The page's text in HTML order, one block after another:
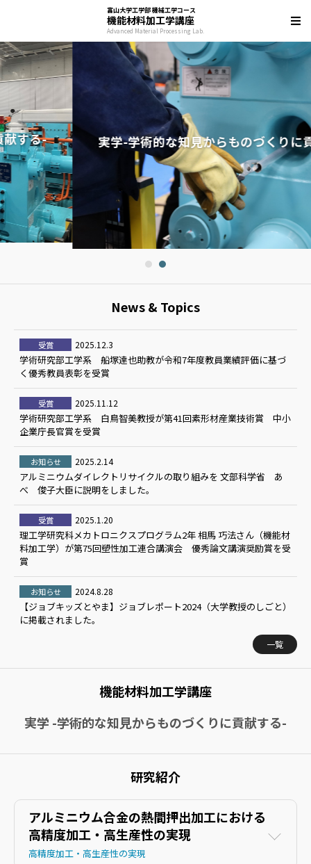
富山大学工学部 機械工学コース
機能材料加工学講座
Advanced Material Processing Lab.
実学-学術的な知見からものづくりに貢献する-
News & Topics
2025.12.3
受賞
学術研究部工学系 船塚達也助教が令和7年度教員業績評価に基づ
く優秀教員表彰を受賞
2025.11.12
受賞
学術研究部工学系 白鳥智美教授が第41回素形材産業技術賞 中小
企業庁長官賞を受賞
2025.2.14
お知らせ
アルミニウムダイレクトリサイクルの取り組みを 文部科学省 あ
べ 俊子大臣に説明をしました。
2025.1.20
受賞
理工学研究科メカトロニクスプログラム2年 相馬 巧法さん（機能材
料加工学）が第75回塑性加工連合講演会 優秀論文講演奨励賞を受
賞
2024.8.28
お知らせ
【ジョブキッズとやま】ジョブレポート2024（大学教授のしごと）
に掲載されました。
一覧
機能材料加工学講座
実学 -学術的な知見からものづくりに貢献する-
研究紹介
アルミニウム合金の熱間押出加工における
高精度加工・高生産性の実現
高精度加工・高生産性の実現